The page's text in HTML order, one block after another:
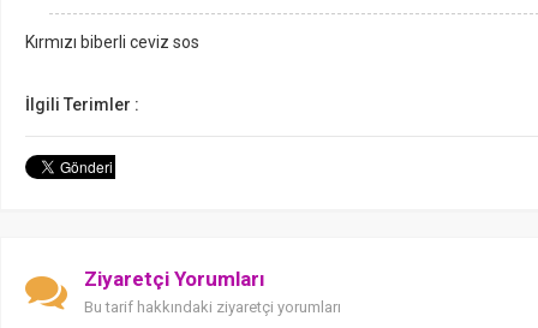
Kırmızı biberli ceviz sos
İlgili Terimler :
Ziyaretçi Yorumları
Bu tarif hakkındaki ziyaretçi yorumları